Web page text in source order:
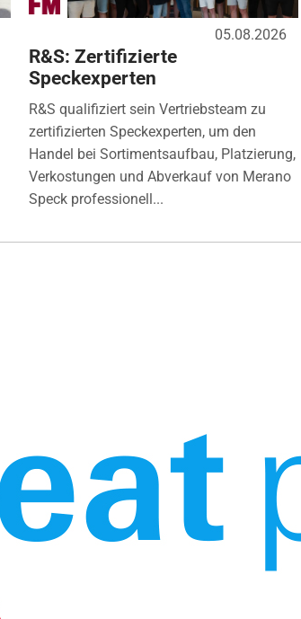
05.08.2026
R&S: Zertifizierte
Speckexperten
R&S qualifiziert sein Vertriebsteam zu
zertifizierten Speckexperten, um den
Handel bei Sortimentsaufbau, Platzierung,
Verkostungen und Abverkauf von Merano
Speck professionell...